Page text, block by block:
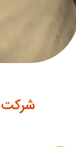
شرکت